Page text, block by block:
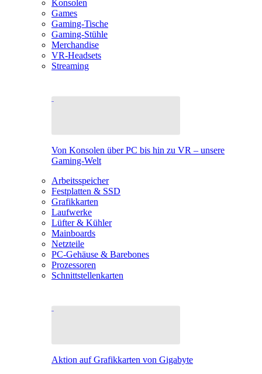
Konsolen
Games
Gaming-Tische
Gaming-Stühle
Merchandise
VR-Headsets
Streaming
Von Konsolen über PC bis hin zu VR – unsere
Gaming-Welt
Arbeitsspeicher
Festplatten & SSD
Grafikkarten
Laufwerke
Lüfter & Kühler
Mainboards
Netzteile
PC-Gehäuse & Barebones
Prozessoren
Schnittstellenkarten
Aktion auf Grafikkarten von Gigabyte